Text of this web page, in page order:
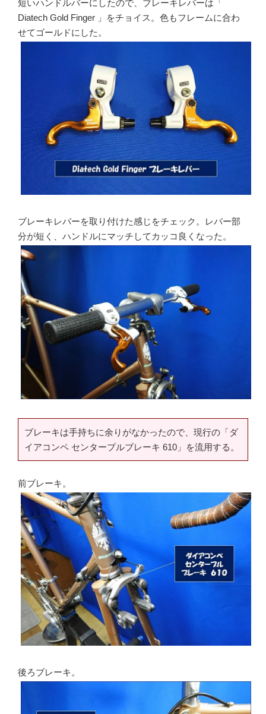
短いハンドルバーにしたので、ブレーキレバーは「
Diatech Gold Finger 」をチョイス。色もフレームに合わ
せてゴールドにした。
ブレーキレバーを取り付けた感じをチェック。レバー部
分が短く、ハンドルにマッチしてカッコ良くなった。
ブレーキは手持ちに余りがなかったので、現行の「ダ
イアコンペ センタープルブレーキ 610」を流用する。
前ブレーキ。
後ろブレーキ。